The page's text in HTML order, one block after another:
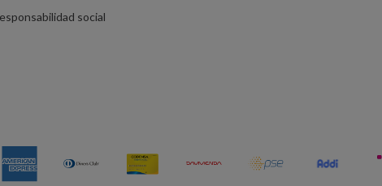
social